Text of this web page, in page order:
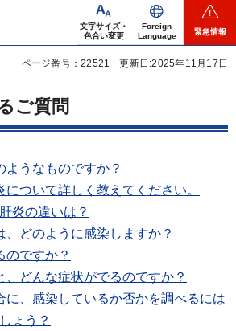
文字サイズ・
色合い変更
Foreign
Language
緊急情報
ページ番号：22521 更新日:2025年11月17日
ご質問
ようなものですか？
について詳しく教えてください。
炎の違いは？
、どのように感染しますか？
のですか？
、どんな症状がでるのですか？
に、感染しているか否かを調べるには
ょう？